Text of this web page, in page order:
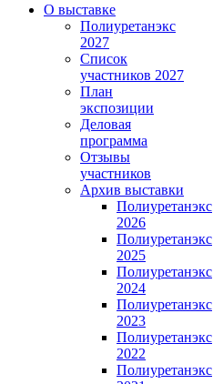
О выставке
Полиуретанэкс
2027
Список
участников 2027
План
экспозиции
Деловая
программа
Отзывы
участников
Архив выставки
Полиуретанэкс
2026
Полиуретанэкс
2025
Полиуретанэкс
2024
Полиуретанэкс
2023
Полиуретанэкс
2022
Полиуретанэкс